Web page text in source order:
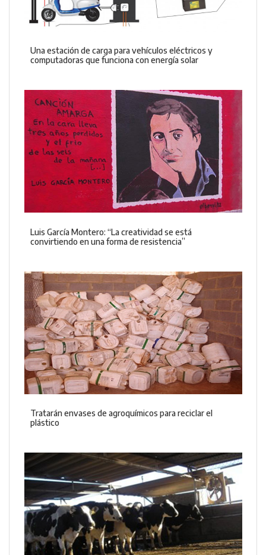
Una estación de carga para vehículos eléctricos y
computadoras que funciona con energía solar
Luis García Montero: “La creatividad se está
convirtiendo en una forma de resistencia”
Tratarán envases de agroquímicos para reciclar el
plástico